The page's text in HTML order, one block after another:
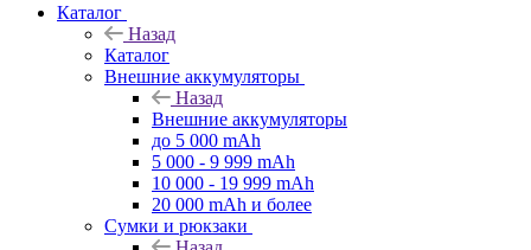
Каталог
Назад
Каталог
Внешние аккумуляторы
Назад
Внешние аккумуляторы
до 5 000 mAh
5 000 - 9 999 mAh
10 000 - 19 999 mAh
20 000 mAh и более
Сумки и рюкзаки